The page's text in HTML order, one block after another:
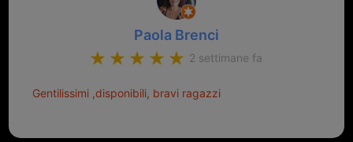
Paola Brenci
2 settimane fa
Gentilissimi ,disponibili, bravi ragazzi